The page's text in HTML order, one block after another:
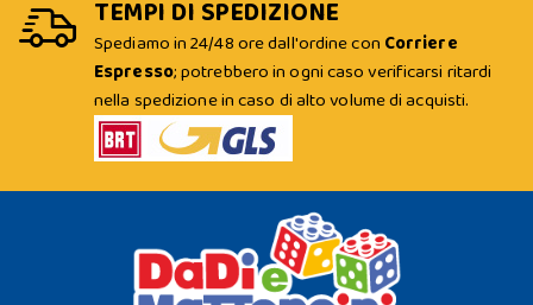
TEMPI DI SPEDIZIONE
Spediamo in 24/48 ore dall'ordine con Corriere
Espresso; potrebbero in ogni caso verificarsi ritardi
nella spedizione in caso di alto volume di acquisti.